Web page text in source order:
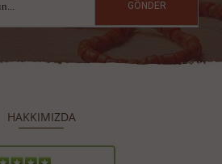
GÖNDER
HAKKIMIZDA